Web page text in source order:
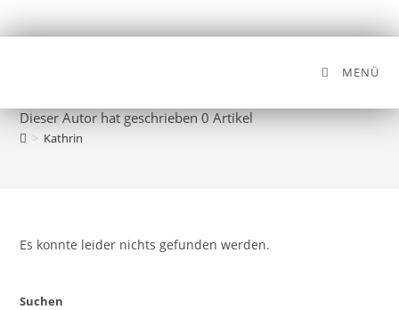
MENÜ
Dieser Autor hat geschrieben 0 Artikel
> Kathrin
Es konnte leider nichts gefunden werden.
Suchen